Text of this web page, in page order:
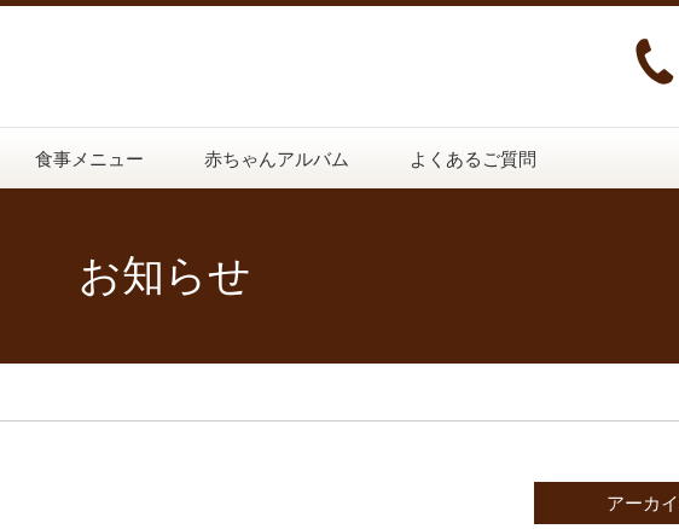
食事メニュー 赤ちゃんアルバム よくあるご質問
お知らせ
アーカ